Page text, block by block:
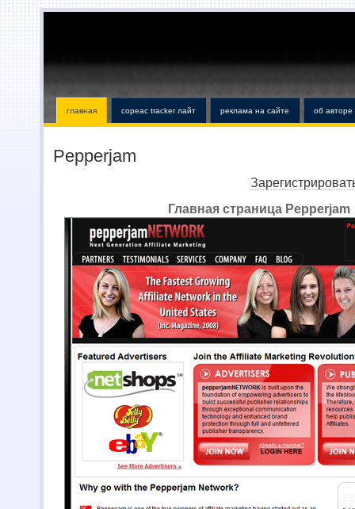
главная copeac tracker лайт реклама на сайте об авторе
Pepperjam
Главная страница Pepperjam